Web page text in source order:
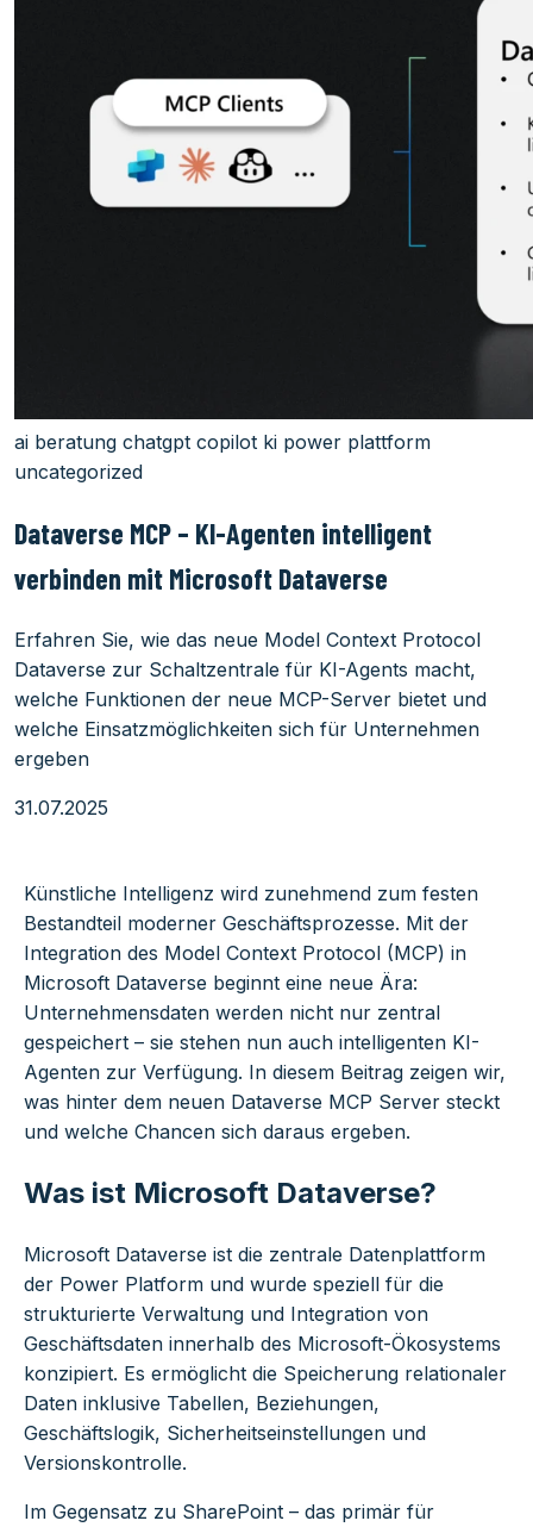
ai beratung chatgpt copilot ki power plattform
uncategorized
Dataverse MCP – KI-Agenten intelligent
verbinden mit Microsoft Dataverse
Erfahren Sie, wie das neue Model Context Protocol
Dataverse zur Schaltzentrale für KI-Agents macht,
welche Funktionen der neue MCP-Server bietet und
welche Einsatzmöglichkeiten sich für Unternehmen
ergeben
31.07.2025
Künstliche Intelligenz wird zunehmend zum festen
Bestandteil moderner Geschäftsprozesse. Mit der
Integration des Model Context Protocol (MCP) in
Microsoft Dataverse beginnt eine neue Ära:
Unternehmensdaten werden nicht nur zentral
gespeichert – sie stehen nun auch intelligenten KI-
Agenten zur Verfügung. In diesem Beitrag zeigen wir,
was hinter dem neuen Dataverse MCP Server steckt
und welche Chancen sich daraus ergeben.
Was ist Microsoft Dataverse?
Microsoft Dataverse ist die zentrale Datenplattform
der Power Platform und wurde speziell für die
strukturierte Verwaltung und Integration von
Geschäftsdaten innerhalb des Microsoft-Ökosystems
konzipiert. Es ermöglicht die Speicherung relationaler
Daten inklusive Tabellen, Beziehungen,
Geschäftslogik, Sicherheitseinstellungen und
Versionskontrolle.
Im Gegensatz zu SharePoint – das primär für